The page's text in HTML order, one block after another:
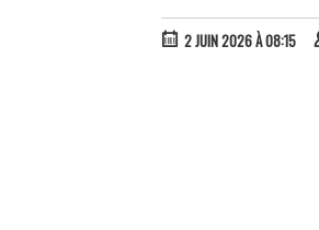
2 JUIN 2026 À 08:15